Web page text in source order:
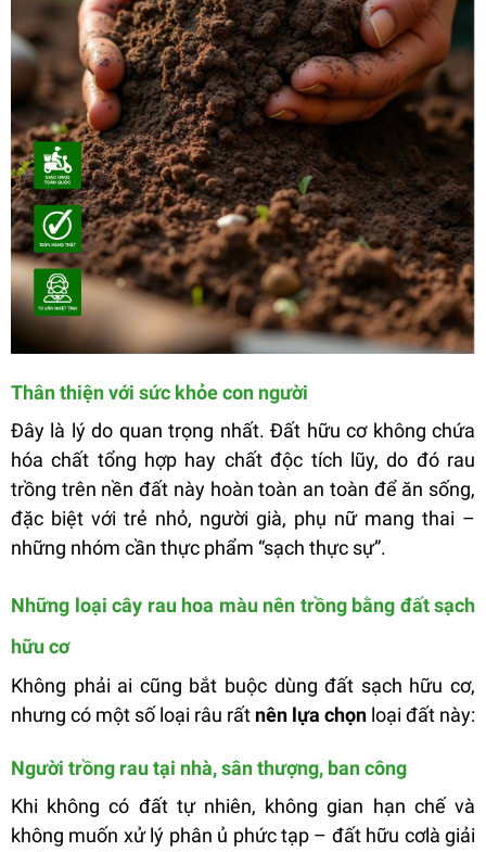
Thân thiện với sức khỏe con người
Đây là lý do quan trọng nhất. Đất hữu cơ không chứa
hóa chất tổng hợp hay chất độc tích lũy, do đó rau
trồng trên nền đất này hoàn toàn an toàn để ăn sống,
đặc biệt với trẻ nhỏ, người già, phụ nữ mang thai –
những nhóm cần thực phẩm “sạch thực sự”.
Những loại cây rau hoa màu nên trồng bằng đất sạch
hữu cơ
Không phải ai cũng bắt buộc dùng đất sạch hữu cơ,
nhưng có một số loại râu rất nên lựa chọn loại đất này:
Người trồng rau tại nhà, sân thượng, ban công
Khi không có đất tự nhiên, không gian hạn chế và
không muốn xử lý phân ủ phức tạp – đất hữu cơlà giải